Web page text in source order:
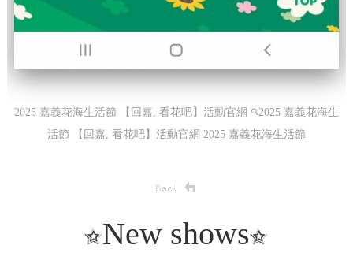
2025 嘉義花海生活節 【回嘉, 看花吧】活動官網
2025 嘉義花海生
活節 【回嘉, 看花吧】活動官網 2025 嘉義花海生活節
New shows